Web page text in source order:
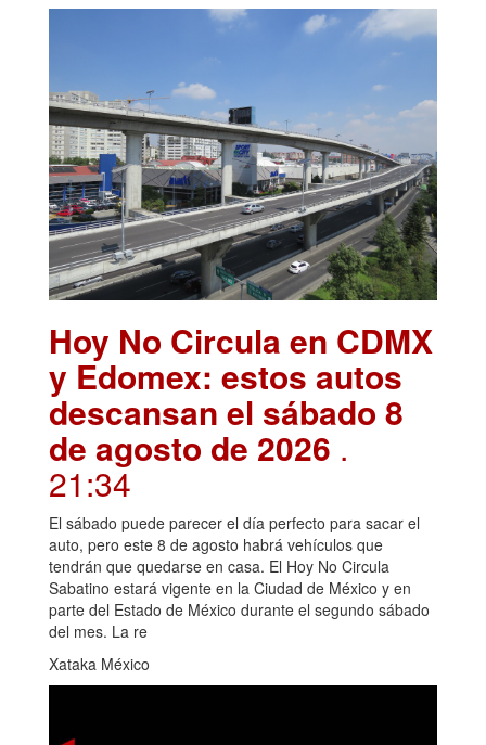
Hoy No Circula en CDMX
y Edomex: estos autos
descansan el sábado 8
de agosto de 2026 .
21:34
El sábado puede parecer el día perfecto para sacar el
auto, pero este 8 de agosto habrá vehículos que
tendrán que quedarse en casa. El Hoy No Circula
Sabatino estará vigente en la Ciudad de México y en
parte del Estado de México durante el segundo sábado
del mes. La re
Xataka México